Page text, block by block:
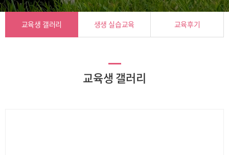
교육생 갤러리 생생 실습교육 교육후기
교육생 갤러리